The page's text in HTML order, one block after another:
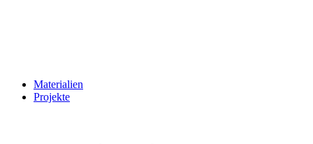
Materialien
Projekte